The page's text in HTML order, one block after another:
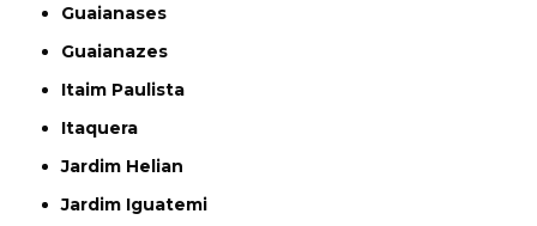
Guaianases
Guaianazes
Itaim Paulista
Itaquera
Jardim Helian
Jardim Iguatemi